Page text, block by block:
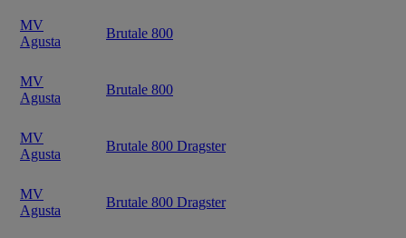
MV
Agusta
Brutale 800
MV
Agusta
Brutale 800
MV
Agusta
Brutale 800 Dragster
MV
Agusta
Brutale 800 Dragster